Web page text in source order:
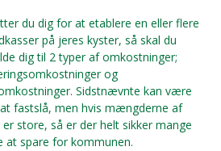
du dig for at etablere en eller flere
på jeres kyster, så skal du
dig til 2 typer af omkostninger;
og
Sidstnævnte kan være
fastslå, men hvis mængderne af
store, så er der helt sikker mange
at spare for kommunen.